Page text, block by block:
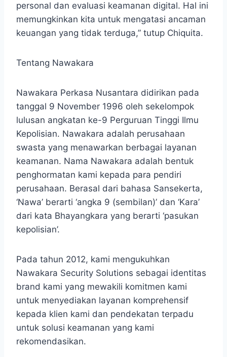
personal dan evaluasi keamanan digital. Hal ini
memungkinkan kita untuk mengatasi ancaman
keuangan yang tidak terduga,” tutup Chiquita.
Tentang Nawakara
Nawakara Perkasa Nusantara didirikan pada
tanggal 9 November 1996 oleh sekelompok
lulusan angkatan ke-9 Perguruan Tinggi Ilmu
Kepolisian. Nawakara adalah perusahaan
swasta yang menawarkan berbagai layanan
keamanan. Nama Nawakara adalah bentuk
penghormatan kami kepada para pendiri
perusahaan. Berasal dari bahasa Sansekerta,
‘Nawa’ berarti ‘angka 9 (sembilan)’ dan ‘Kara’
dari kata Bhayangkara yang berarti ‘pasukan
kepolisian’.
Pada tahun 2012, kami mengukuhkan
Nawakara Security Solutions sebagai identitas
brand kami yang mewakili komitmen kami
untuk menyediakan layanan komprehensif
kepada klien kami dan pendekatan terpadu
untuk solusi keamanan yang kami
rekomendasikan.